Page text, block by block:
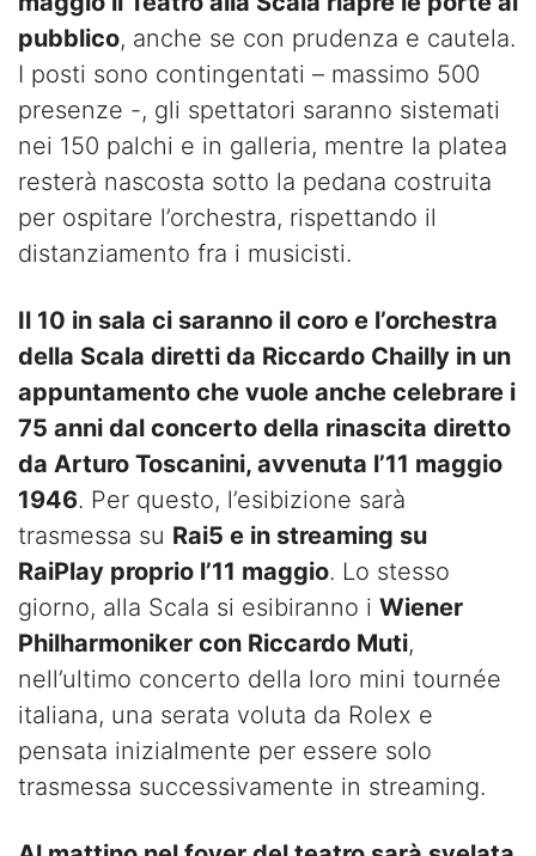
pubblico, anche se con prudenza e cautela.
I posti sono contingentati – massimo 500
presenze -, gli spettatori saranno sistemati
nei 150 palchi e in galleria, mentre la platea
resterà nascosta sotto la pedana costruita
per ospitare l’orchestra, rispettando il
distanziamento fra i musicisti.
Il 10 in sala ci saranno il coro e l’orchestra
della Scala diretti da Riccardo Chailly in un
appuntamento che vuole anche celebrare i
75 anni dal concerto della rinascita diretto
da Arturo Toscanini, avvenuta l’11 maggio
1946. Per questo, l’esibizione sarà
trasmessa su Rai5 e in streaming su
RaiPlay proprio l’11 maggio. Lo stesso
giorno, alla Scala si esibiranno i Wiener
Philharmoniker con Riccardo Muti,
nell’ultimo concerto della loro mini tournée
italiana, una serata voluta da Rolex e
pensata inizialmente per essere solo
trasmessa successivamente in streaming.